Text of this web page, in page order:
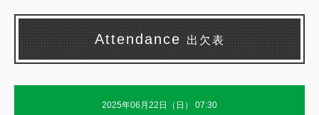
Attendance出欠表
2025年06月22日（ 日 ） 07:30